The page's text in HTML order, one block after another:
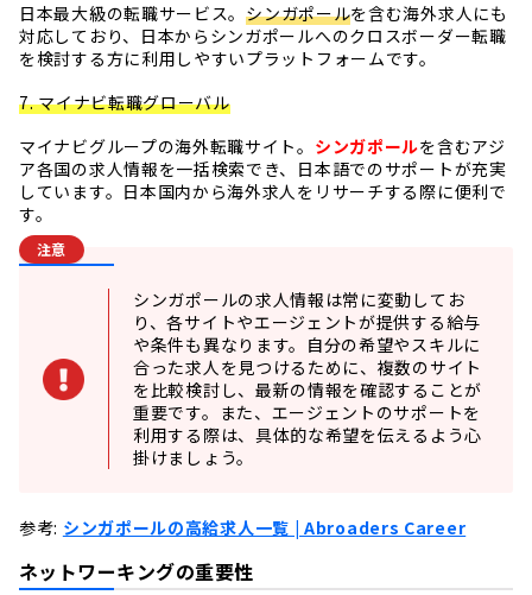
日本最大級の転職サービス。シンガポールを含む海外求人にも
対応しており、日本からシンガポールへのクロスボーダー転職
を検討する方に利用しやすいプラットフォームです。
7. マイナビ転職グローバル
マイナビグループの海外転職サイト。 シンガポールを含むアジ
ア各国の求人情報を一括検索でき、日本語でのサポートが充実
しています。日本国内から海外求人をリサーチする際に便利で
す。
注意
シンガポールの求人情報は常に変動してお
り、各サイトやエージェントが提供する給与
や条件も異なります。自分の希望やスキルに
合った求人を見つけるために、複数のサイト
を比較検討し、最新の情報を確認することが
重要です。また、エージェントのサポートを
利用する際は、具体的な希望を伝えるよう心
掛けましょう。
参考: シンガポールの高給求人一覧 | Abroaders Career
ネットワーキングの重要性